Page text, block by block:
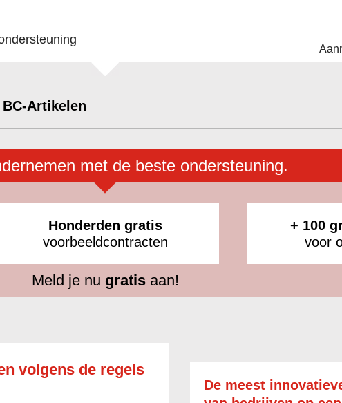
BC-Artikelen
met de beste ondersteuning.
Honderden gratis
voorbeeldcontracten
+ 100
voor
Meld je nu gratisaan!
volgens de regels
De meest